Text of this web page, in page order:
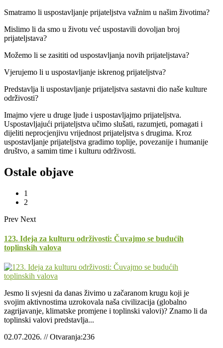
Smatramo li uspostavljanje prijateljstva važnim u našim životima?
Mislimo li da smo u životu već uspostavili dovoljan broj
prijateljstava?
Možemo li se zasititi od uspostavljanja novih prijateljstava?
Vjerujemo li u uspostavljanje iskrenog prijateljstva?
Predstavlja li uspostavljanje prijateljstva sastavni dio naše kulture
održivosti?
Imajmo vjere u druge ljude i uspostavljajmo prijateljstva.
Uspostavljajući prijateljstva učimo slušati, razumjeti, pomagati i
dijeliti neprocjenjivu vrijednost prijateljstva s drugima. Kroz
uspostavljanje prijateljstva gradimo toplije, povezanije i humanije
društvo, a samim time i kulturu održivosti.
Ostale objave
1
2
Prev Next
123. Ideja za kulturu održivosti: Čuvajmo se budućih
toplinskih valova
Jesmo li svjesni da danas živimo u začaranom krugu koji je
svojim aktivnostima uzrokovala naša civilizacija (globalno
zagrijavanje, klimatske promjene i toplinski valovi)? Znamo li da
toplinski valovi predstavlja...
02.07.2026. // Otvaranja:236